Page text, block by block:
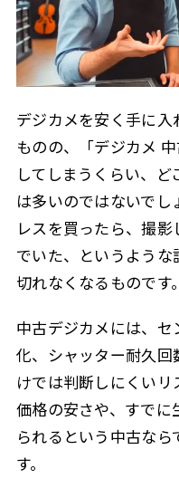
デジカメを安く手に
ものの、「デジカメ
してしまうくらい、
は多いのではないで
レスを買ったら、撮
でいた、というよう
切れなくなるものです。
中古デジカメには、
化、シャッター耐久
けでは判断しにくいリ
価格の安さや、すで
られるという中古な
す。
1.6.7 7. 店舗の保
1.6.8 おすすめの
2 デジカメ 中古 やめ
2.1
中古カメラで充
2.2 デジカメ 中古 ハ
2.3 カメラ 中古 どこ
2.3.1 おすすめの
2.4 デジカメ 中古 セ
2.4.1
セカンドス
2.4.2
セカンドス
2.4.3 セカンドス